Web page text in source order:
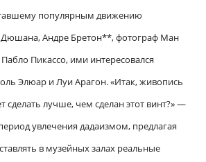
популярным движению
Андре Бретон**, фотограф Ман
Пикассо, ими интересовался
Элюар и Луи Арагон. «Итак, живопись
сделать лучше, чем сделан этот винт?» —
увлечения дадаизмом, предлагая
в музейных залах реальные